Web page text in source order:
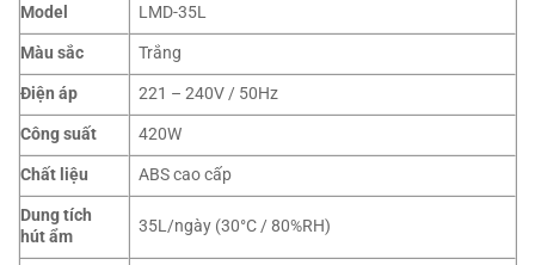
Model
LMD-35L
Màu sắc
Trắng
Điện áp
221 – 240V / 50Hz
Công suất
420W
Chất liệu
ABS cao cấp
Dung tích
hút ẩm
35L/ngày (30°C / 80%RH)